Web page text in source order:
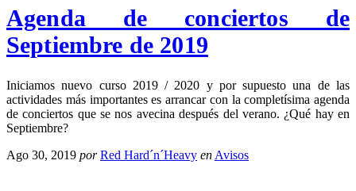
Agenda de conciertos de
Septiembre de 2019
Iniciamos nuevo curso 2019 / 2020 y por supuesto una de las
actividades más importantes es arrancar con la completísima agenda
de conciertos que se nos avecina después del verano. ¿Qué hay en
Septiembre?
Ago 30, 2019 por Red Hard´n´Heavy en Avisos